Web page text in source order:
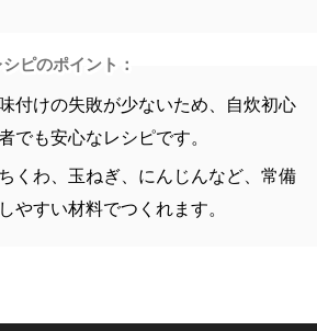
シピのポイント：
付けの失敗が少ないため、自炊初心
でも安心なレシピです。
ちくわ、玉ねぎ、にんじんなど、常備
しやすい材料でつくれます。